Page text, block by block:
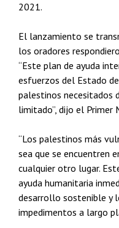
2021.
El lanzamiento se
los oradores
“Este plan de ayuda
esfuerzos del Estado
palestinos necesitados
limitado”, dijo el Primer
“Los palestinos más
sea que se encuentren
cualquier otro lugar.
ayuda humanitaria
desarrollo sostenible y
impedimentos a largo